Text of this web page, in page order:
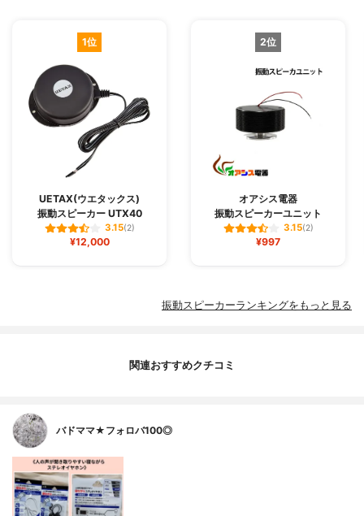
1位
UETAX(ウエタックス)
振動スピーカー UTX40
3.15(2)
¥12,000
2位
オアシス電器
振動スピーカーユニット
3.15(2)
¥997
振動スピーカーランキングをもっと見る
関連おすすめクチコミ
バドママ★フォロバ100◎